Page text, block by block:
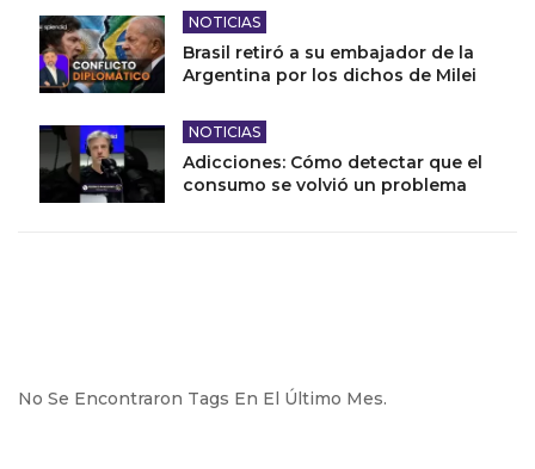
NOTICIAS
Brasil retiró a su embajador de la
Argentina por los dichos de Milei
NOTICIAS
Adicciones: Cómo detectar que el
consumo se volvió un problema
No Se Encontraron Tags En El Último Mes.